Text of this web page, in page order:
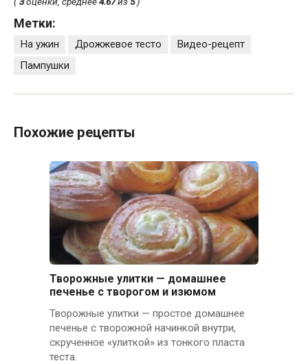
Метки:
На ужин Дрожжевое тесто
Видео-рецепт
Пампушки
Похожие рецепты
Творожные улитки — домашнее
печенье с творогом и изюмом
Творожные улитки — простое домашнее
печенье с творожной начинкой внутри,
скрученное «улиткой» из тонкого пласта
теста.